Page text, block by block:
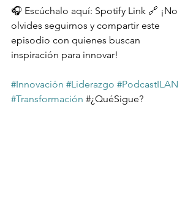
🎧 Escúchalo aquí: Spotify Link 🔗 ¡No
olvides seguirnos y compartir este
episodio con quienes buscan
inspiración para innovar!
#Innovación #Liderazgo #PodcastILAN
#Transformación #¿QuéSigue?